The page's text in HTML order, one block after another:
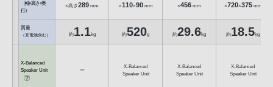
（幅×高さ×奥
行）
質量
（充電池含む）
X-Balanced
Speaker Unit
×高さ289 mm
約1.1kg
ー
×110×90mm
約520g
X-Balanced
Speaker Unit
×456 mm
約29.6kg
X-Balanced
Speaker Unit
×720×375mm
約18.5kg
X-Balanced
Speaker Unit